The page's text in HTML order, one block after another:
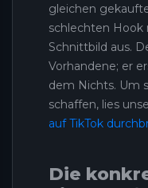
gleichen
schlechten Hook
Schnittbild aus.
Vorhandene; er
dem Nichts. Um
schaffen, lies
auf TikTok
Die